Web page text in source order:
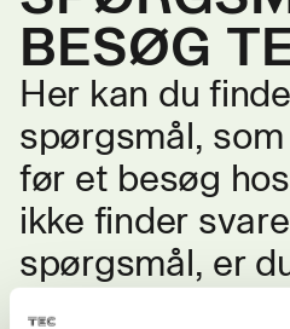
BESØG
Her kan du
spørgsmål,
før et besøg
ikke finder
spørgsmål, er
til at kontakte os.